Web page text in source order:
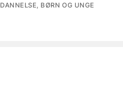
BØRN OG UNGE